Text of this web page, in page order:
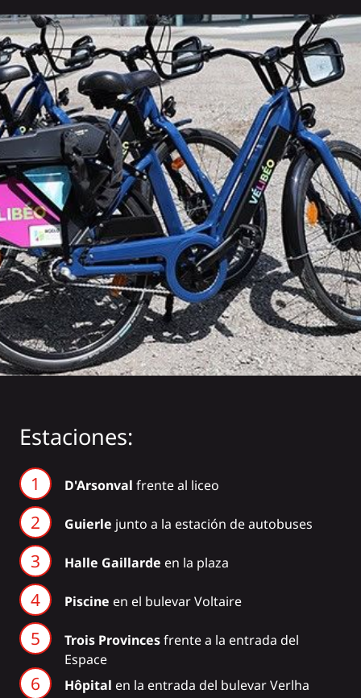
Estaciones:
D'Arsonval frente al liceo
Guierle junto a la estación de autobuses
Halle Gaillarde en la plaza
Piscine en el bulevar Voltaire
Trois Provincesfrente a la entrada del
Espace
Hôpital en la entrada del bulevar Verlha